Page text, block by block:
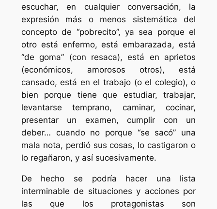
escuchar, en cualquier conversación, la
expresión más o menos sistemática del
concepto de “pobrecito”, ya sea porque el
otro está enfermo, está embarazada, está
“de goma” (con resaca), está en aprietos
(económicos, amorosos otros), está
cansado, está en el trabajo (o el colegio), o
bien porque tiene que estudiar, trabajar,
levantarse temprano, caminar, cocinar,
presentar un examen, cumplir con un
deber… cuando no porque “se sacó” una
mala nota, perdió sus cosas, lo castigaron o
lo regañaron, y así sucesivamente.
De hecho se podría hacer una lista
interminable de situaciones y acciones por
las que los protagonistas son